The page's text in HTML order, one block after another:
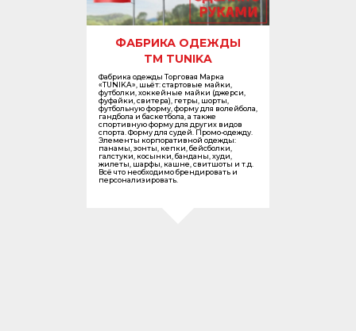
Фабрика одежды Торговая Марка
«TUNIKA», шьёт: стартовые майки,
футболки, хоккейные майки (джерси,
фуфайки, свитера), гетры, шорты,
футбольную форму, форму для волейбола,
гандбола и баскетбола, а также
спортивную форму для других видов
спорта. Форму для судей. Промо-одежду.
Элементы корпоративной одежды:
панамы, зонты, кепки, бейсболки,
галстуки, косынки, банданы, худи,
жилеты, шарфы, кашне, свитшоты и т.д.
Всё что необходимо брендировать и
персонализировать.
ФАБРИКА ОДЕЖДЫ
TM TUNIKA